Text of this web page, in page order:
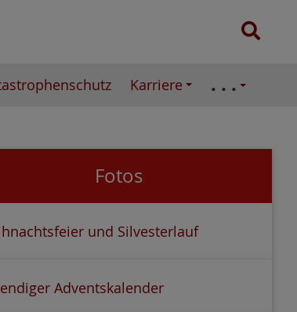
Karriere . . .
Fotos
und Silvesterlauf
Adventskalender